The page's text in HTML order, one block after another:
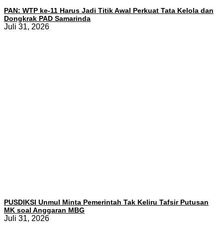
PAN: WTP ke-11 Harus Jadi Titik Awal Perkuat Tata Kelola dan
Dongkrak PAD Samarinda
Juli 31, 2026
PUSDIKSI Unmul Minta Pemerintah Tak Keliru Tafsir Putusan
MK soal Anggaran MBG
Juli 31, 2026